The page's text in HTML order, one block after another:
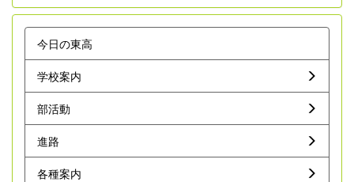
今日の東高
学校案内
部活動
進路
各種案内